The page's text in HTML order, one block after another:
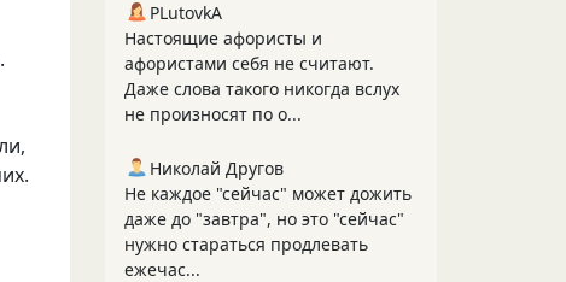
PLutоvkА
Настоящие афористы и
афористами себя не считают.
Даже слова такого никогда вслух
не произносят по о...
Николай Другов
Не каждое "сейчас" может дожить
даже до "завтра", но это "сейчас"
нужно стараться продлевать
ежечас...